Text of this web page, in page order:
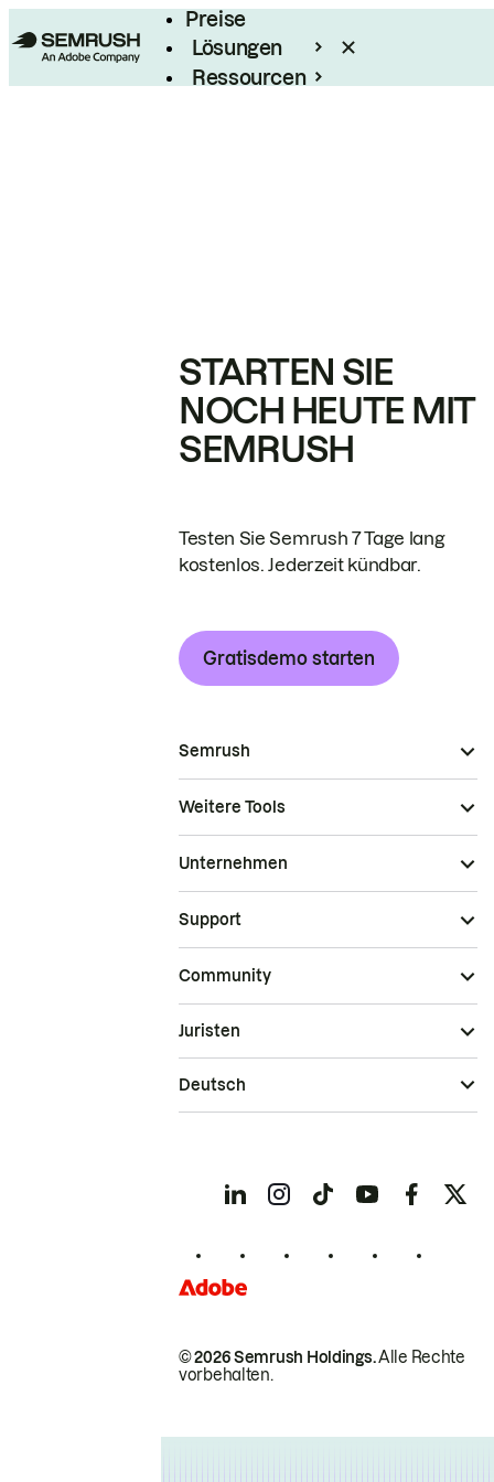
Preise
Lösungen
Ressourcen
STARTEN SIE
NOCH HEUTE MIT
SEMRUSH
Testen Sie Semrush 7 Tage lang
kostenlos. Jederzeit kündbar.
Gratisdemo starten
Semrush
Weitere Tools
Unternehmen
Support
Community
© 2026 Semrush Holdings.Alle Rechte
vorbehalten.
Juristen
Deutsch